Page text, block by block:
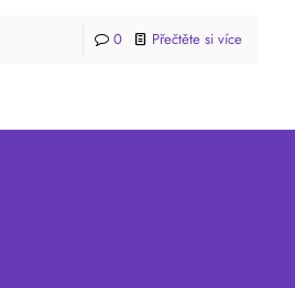
0 Přečtěte si více